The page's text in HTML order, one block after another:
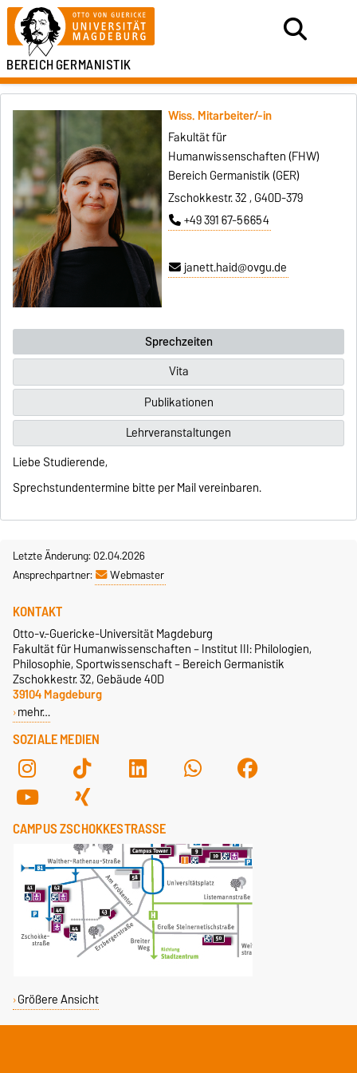
BEREICHGERMANISTIK
Wiss. Mitarbeiter/-in
Fakultät für
Humanwissenschaften (FHW)
Bereich Germanistik (GER)
Zschokkestr. 32 , G40D-379
+49 391 67-56654
janett.haid@ovgu.de
Sprechzeiten
Vita
Publikationen
Lehrveranstaltungen
Liebe Studierende,
Sprechstundentermine bitte per Mail vereinbaren.
Letzte Änderung: 02.04.2026
Ansprechpartner:
Webmaster
SOZIALE MEDIEN
KONTAKT
Otto-v.-Guericke-Universität Magdeburg
Fakultät für Humanwissenschaften – Institut III: Philologien,
Philosophie, Sportwissenschaft – Bereich Germanistik
Zschokkestr. 32, Gebäude 40D
39104 Magdeburg
mehr…
CAMPUS ZSCHOKKESTRASSE
Größere Ansicht